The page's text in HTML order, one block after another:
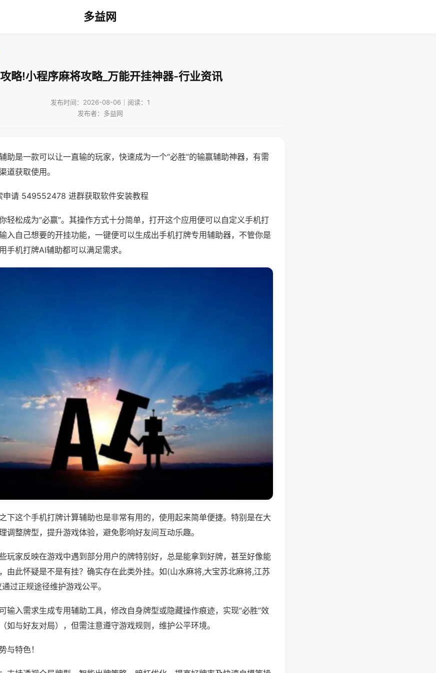
多益网
略!小程序麻将攻略_万能开挂神器-行业资讯
发布时间：2026-08-06｜阅读：1
发布者：多益网
助是一款可以让一直输的玩家，快速成为一个“必胜”的输赢辅助神器，有需
道获取使用。
申请 549552478 进群获取软件安装教程
轻松成为“必赢”。其操作方式十分简单，打开这个应用便可以自定义手机打
入自己想要的开挂功能，一键便可以生成出手机打牌专用辅助器，不管你是
手机打牌AI辅助都可以满足需求。
下这个手机打牌计算辅助也是非常有用的，使用起来简单便捷。特别是在大
调整牌型，提升游戏体验，避免影响好友间互动乐趣。
玩家反映在游戏中遇到部分用户的牌特别好，总是能拿到好牌，甚至好像能
由此怀疑是不是有挂？确实存在此类外挂。如(山水麻将,大宝苏北麻将,江苏
过正规途径维护游戏公平。
输入需求生成专用辅助工具，修改自身牌型或隐藏操作痕迹，实现“必胜”效
如与好友对局），但需注意遵守游戏规则，维护公平环境。
与特色！